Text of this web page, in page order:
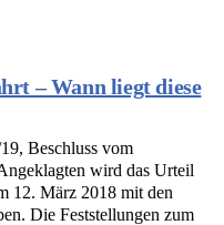
– Wann liegt diese
Beschluss vom
wird das Urteil
12. März 2018 mit den
Die Feststellungen zum